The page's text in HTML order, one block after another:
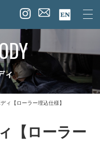
ィ
ィ【ローラー埋込仕様】
【ローラー